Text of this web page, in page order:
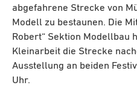
abgefahrene Strecke von
Modell zu bestaunen. Die
Robert“ Sektion Modellbau
Kleinarbeit die Strecke
Ausstellung an beiden
Uhr.